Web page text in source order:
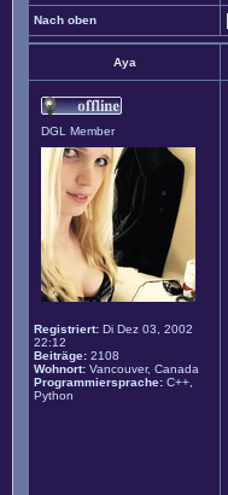
Nach oben
Aya
DGL Member
Registriert: Di Dez 03, 2002
22:12
Beiträge: 2108
Wohnort: Vancouver, Canada
Programmiersprache: C++,
Python